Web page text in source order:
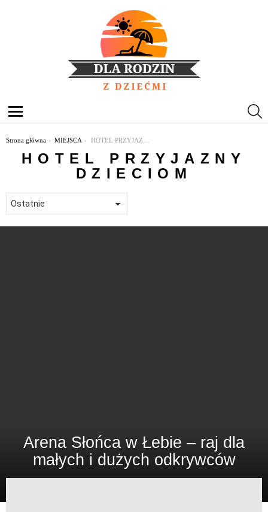
Menu
Jesteś tutaj:
Strona główna MIEJSCA HOTEL PRZYJAZNY DZIECIOM
HOTEL PRZYJAZNY
DZIECIOM
Arena Słońca w Łebie – raj dla
małych i dużych odkrywców